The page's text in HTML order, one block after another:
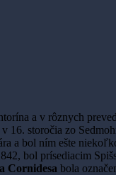
a v rôznych
16. storočia zo
a bol ním ešte
bol prísediacim
Cornidesa bola